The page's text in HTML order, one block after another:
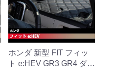
ホンダ 新型 FIT フィッ
ト e:HEV GR3 GR4 ダッ